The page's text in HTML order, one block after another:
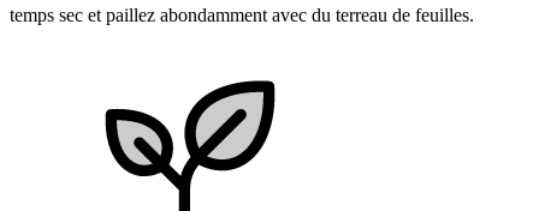
temps sec et paillez abondamment avec du terreau de feuilles.